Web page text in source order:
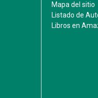
Mapa del sitio
Listado de
Libros en